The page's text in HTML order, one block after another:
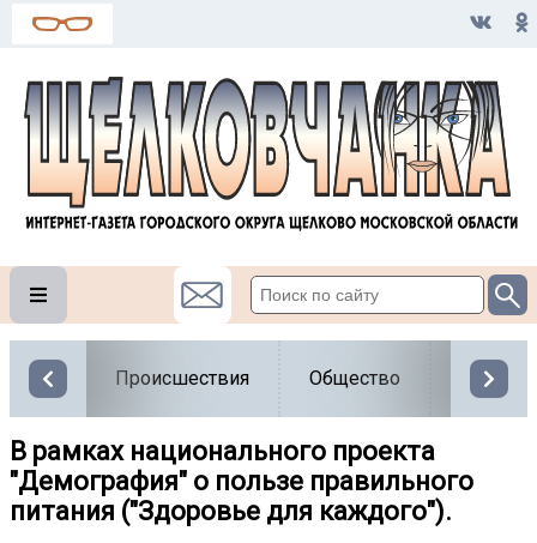
Происшествия Общество Власть
В рамках национального проекта
"Демография" о пользе правильного
питания ("Здоровье для каждого").